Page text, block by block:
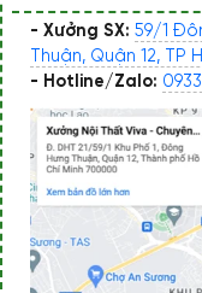
- Xưởng SX: 59/1
Thuận, Quận 12, TP
- Hotline/Zalo: